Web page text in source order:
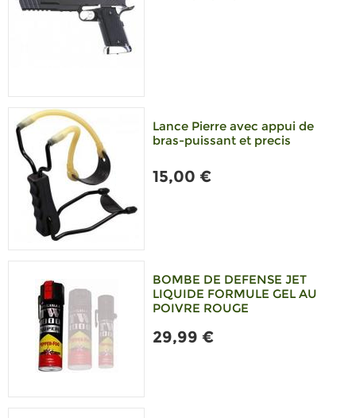
Lance Pierre avec appui de
bras-puissant et precis
15,00 €
BOMBE DE DEFENSE JET
LIQUIDE FORMULE GEL AU
POIVRE ROUGE
29,99 €